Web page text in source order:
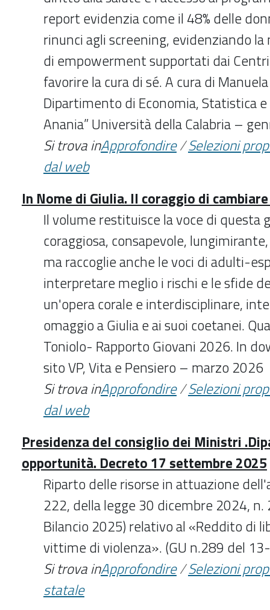
report evidenzia come il 48% delle
rinunci agli screening, evidenziando
di empowerment supportati dai
favorire la cura di sé. A cura di
Dipartimento di Economia, Statistica e
Anania” Università della Calabria –
Si trova inApprofondire/Selezioni
dal web
In Nome di Giulia. Il coraggio di
Il volume restituisce la voce di questa
coraggiosa, consapevole,
ma raccoglie anche le voci di adulti-
interpretare meglio i rischi e le sfide
un'opera corale e interdisciplinare,
omaggio a Giulia e ai suoi coetanei.
Toniolo- Rapporto Giovani 2026. In
sito VP, Vita e Pensiero – marzo 2026
Si trova inApprofondire/Selezioni
dal web
Presidenza del consiglio dei Ministri
opportunità. Decreto 17 settembre 2025
Riparto delle risorse in attuazione
222, della legge 30 dicembre 2024, n.
Bilancio 2025) relativo al «Reddito di
vittime di violenza». (GU n.289 del
Si trova inApprofondire/Selezioni
statale